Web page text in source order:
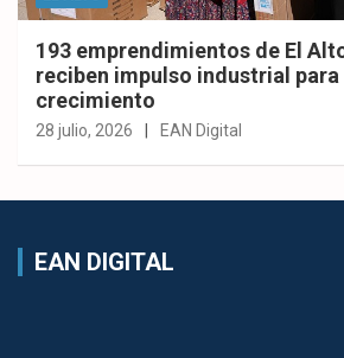
193 emprendimientos de El
reciben impulso industrial para
crecimiento
28 julio, 2026 EAN Digital
EAN DIGITAL